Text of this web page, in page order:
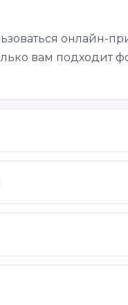
онлайн-
вам подходит